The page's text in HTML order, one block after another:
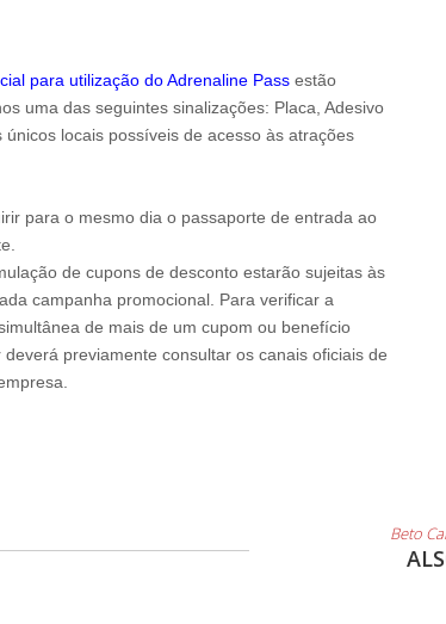
para utilização do Adrenaline Pass estão
uma das seguintes sinalizações: Placa, Adesivo
locais possíveis de acesso às atrações
para o mesmo dia o passaporte de entrada ao
de cupons de desconto estarão sujeitas às
campanha promocional. Para verificar a
de mais de um cupom ou benefício
previamente consultar os canais oficiais de
Beto